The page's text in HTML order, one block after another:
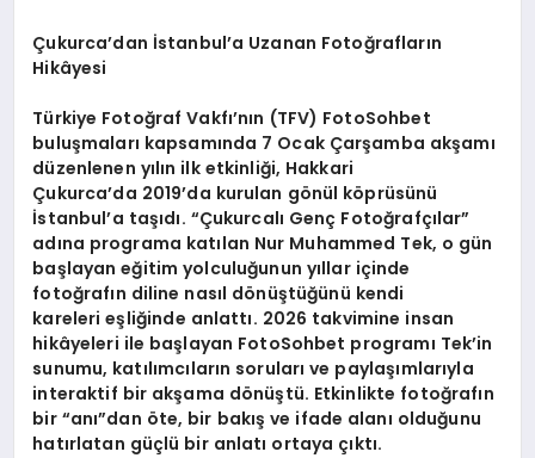
Çukurca’dan İstanbul’a Uzanan Fotoğrafların
Hikâyesi
Türkiye Fotoğraf Vakfı’nın (TFV) FotoSohbet
buluşmaları kapsamında 7 Ocak Çarşamba akşamı
düzenlenen yılın ilk etkinliği, Hakkari
Çukurca’da 2019’da kurulan gönül köprüsünü
İstanbul’a taşıdı. “Çukurcalı Genç Fotoğrafçılar”
adına programa katılan Nur Muhammed Tek, o gün
başlayan eğitim yolculuğunun yıllar içinde
fotoğrafın diline nasıl dönüştüğünü kendi
kareleri eşliğinde anlattı. 2026 takvimine insan
hikâyeleri ile başlayan FotoSohbet programı Tek’in
sunumu, katılımcıların soruları ve paylaşımlarıyla
interaktif bir akşama dönüştü. Etkinlikte fotoğrafın
bir “anı”dan öte, bir bakış ve ifade alanı olduğunu
hatırlatan güçlü bir anlatı ortaya çıktı.